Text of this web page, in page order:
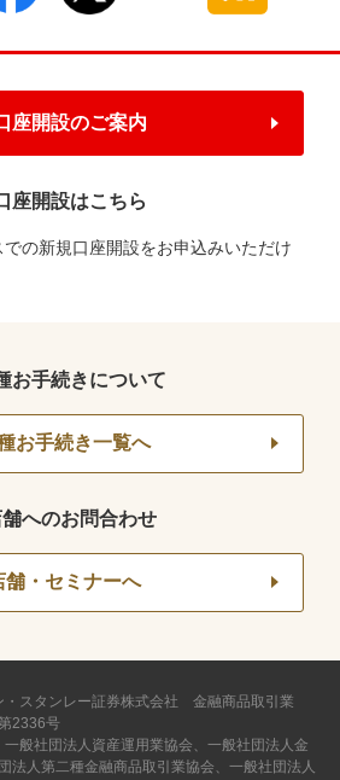
座開設のご案内
座開設はこちら
の新規口座開設をお申込みいただけ
お手続きについて
お手続き一覧へ
舗へのお問合わせ
舗・セミナーへ
・スタンレー証券株式会社 金融商品取引業
2336号
般社団法人資産運用業協会、一般社団法人金
法人第二種金融商品取引業協会、一般社団法人